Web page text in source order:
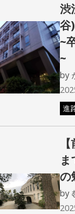
渋
谷
~
~
by
進
の
by